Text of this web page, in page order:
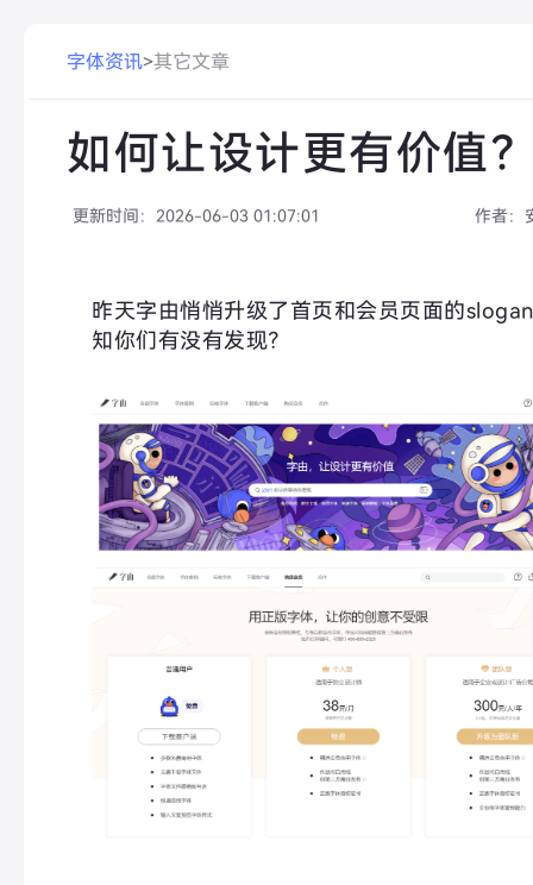
字体资讯>其它文章
如何让设计更有价值
更新时间： 2026-06-03 01:07:01 作者：
昨天字由悄悄升级了首页和会员页面的
知你们有没有发现？